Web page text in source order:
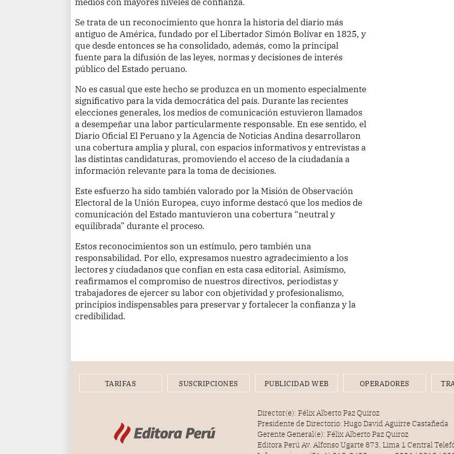
Se trata de un reconocimiento que honra la historia del diario más
antiguo de América, fundado por el Libertador Simón Bolívar en 1825, y
que desde entonces se ha consolidado, además, como la principal
fuente para la difusión de las leyes, normas y decisiones de interés
público del Estado peruano.
No es casual que este hecho se produzca en un momento especialmente
significativo para la vida democrática del país. Durante las recientes
elecciones generales, los medios de comunicación estuvieron llamados
a desempeñar una labor particularmente responsable. En ese sentido, el
Diario Oficial El Peruano y la Agencia de Noticias Andina desarrollaron
una cobertura amplia y plural, con espacios informativos y entrevistas a
las distintas candidaturas, promoviendo el acceso de la ciudadanía a
información relevante para la toma de decisiones.
Este esfuerzo ha sido también valorado por la Misión de Observación
Electoral de la Unión Europea, cuyo informe destacó que los medios de
comunicación del Estado mantuvieron una cobertura “neutral y
equilibrada” durante el proceso.
Estos reconocimientos son un estímulo, pero también una
responsabilidad. Por ello, expresamos nuestro agradecimiento a los
lectores y ciudadanos que confían en esta casa editorial. Asimismo,
reafirmamos el compromiso de nuestros directivos, periodistas y
trabajadores de ejercer su labor con objetividad y profesionalismo,
principios indispensables para preservar y fortalecer la confianza y la
credibilidad.
TARIFAS SUSCRIPCIONES PUBLICIDAD WEB OPERADORES
Director(e): Félix Alberto Paz Quiroz
Presidente de Directorio: Hugo David Aguirre Castañeda
Gerente General(e): Félix Alberto Paz Quiroz
Editora Perú Av. Alfonso Ugarte 873, Lima 1 Central